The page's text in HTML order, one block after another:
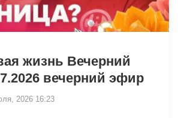
жизнь Вечерний
вечерний эфир
2026 16:23